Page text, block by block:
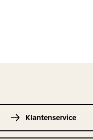
Klantenservice